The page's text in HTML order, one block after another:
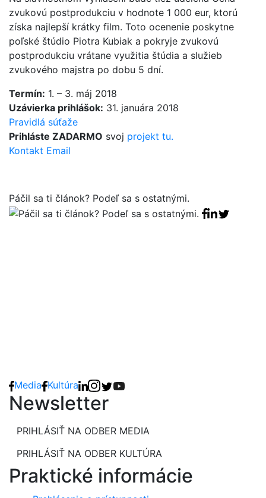
zvukovú postprodukciu v hodnote 1 000 eur, ktorú
získa najlepší krátky film. Toto ocenenie poskytne
poľské štúdio Piotra Kubiak a pokryje zvukovú
postprodukciu vrátane využitia štúdia a služieb
zvukového majstra po dobu 5 dní.
Termín: 1. – 3. máj 2018
Uzávierka prihlášok: 31. januára 2018
Pravidlá súťaže
Prihláste ZADARMO svoj projekt tu.
Kontakt Email
Páčil sa ti článok? Podeľ sa s ostatnými.
Facebook
Linkedin
Tweet
Media Kultúra
Newsletter
PRIHLÁSIŤ NA ODBER MEDIA
PRIHLÁSIŤ NA ODBER KULTÚRA
Praktické informácie